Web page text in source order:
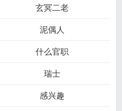
玄冥二老
泥偶人
什么官职
瑞士
感兴趣